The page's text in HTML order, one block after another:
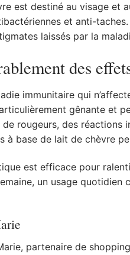
est destiné au visage et
et anti-
laissés par la
des
immunitaire qui
gênante et
de rougeurs, des
à base de lait de chèvre
est efficace pour
un usage quotidien
partenaire de